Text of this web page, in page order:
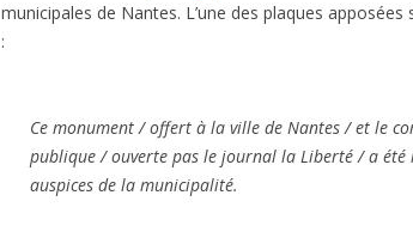
municipales de Nantes. L’une des plaques
:
Ce monument / offert à la ville de Nantes / et le
publique / ouverte pas le journal la Liberté / a
auspices de la municipalité.